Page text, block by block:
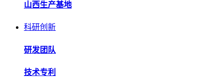
山西生产基地
科研创新
研发团队
技术专利